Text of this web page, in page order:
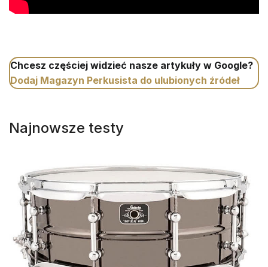
Chcesz częściej widzieć nasze artykuły w Google?
Dodaj Magazyn Perkusista do ulubionych źródeł
Najnowsze testy